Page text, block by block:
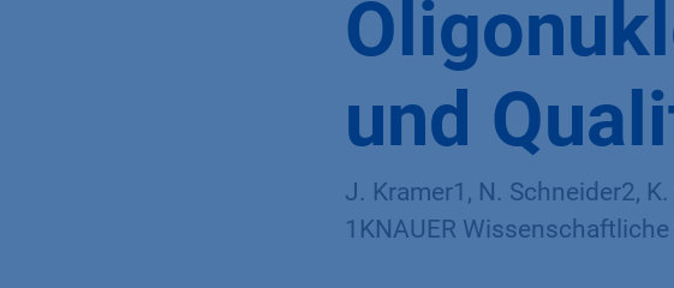
und
J. Kramer1, N. Schneider2,
1KNAUER